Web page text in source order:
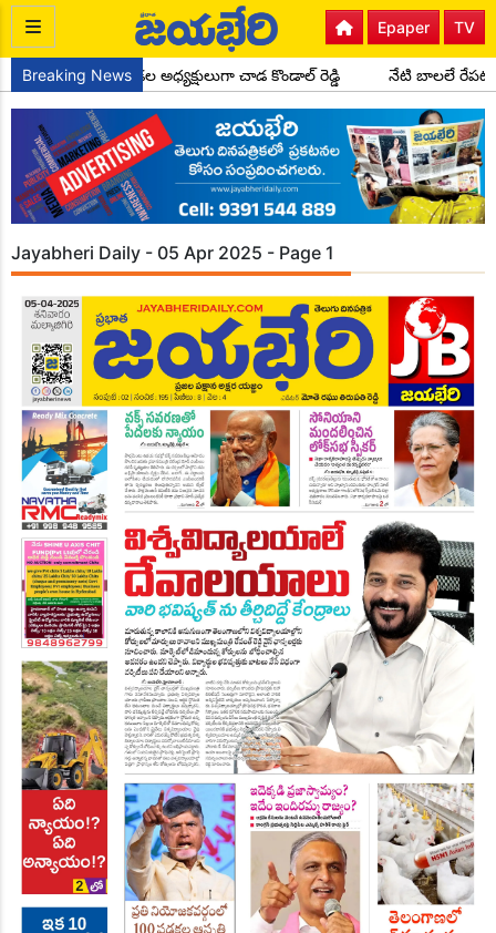
TV
Epaper
Breaking News
పార్టీ సైదాపూర్ మండల అధ్యక్షులుగా చాడ కొండాల్ రెడ్డి నేటి బాలలే రేపటి
Jayabheri Daily - 05 Apr 2025 - Page 1